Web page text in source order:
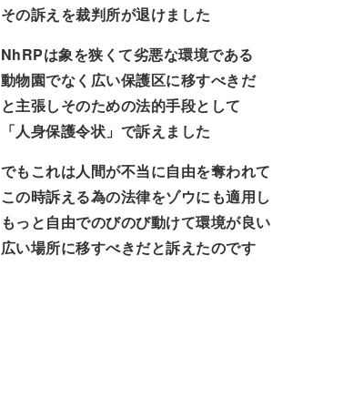
その訴えを裁判所が退けました
NhRPは象を狭くて劣悪な環境である
動物園でなく広い保護区に移すべきだ
と主張しそのための法的手段として
「人身保護令状」で訴えました
でもこれは人間が不当に自由を奪われて
この時訴える為の法律をゾウにも適用し
もっと自由でのびのび動けて環境が良い
広い場所に移すべきだと訴えたのです